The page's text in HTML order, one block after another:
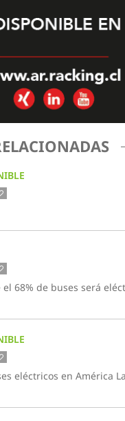
68% de buses será
eléctricos en América